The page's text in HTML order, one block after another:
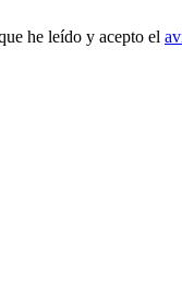
he leído y acepto el